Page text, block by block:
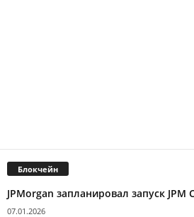
Блокчейн
JPMorgan запланировал запуск JPM
07.01.2026